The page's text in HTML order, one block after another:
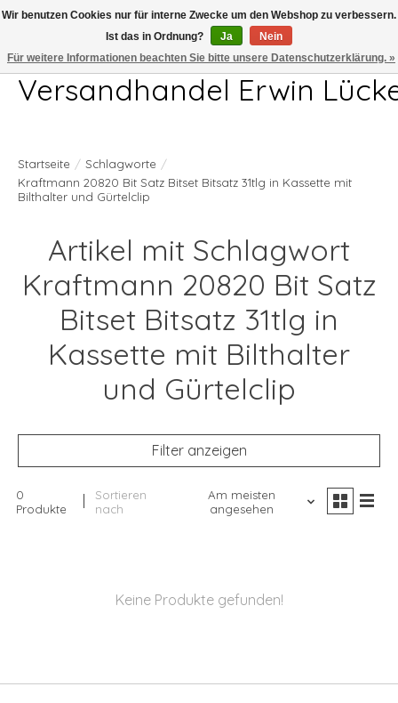
Telefon 04407 715872 MO-DO 7.00-17.00Uhr FR 7.00-13.00Uhr
Versandhandel Erwin
Startseite / Schlagworte /
Kraftmann 20820 Bit Satz Bitset Bitsatz 31tlg in Kassette mit
Bilthalter und Gürtelclip
Artikel mit Schlagwort
Kraftmann 20820 Bit Satz
Bitset Bitsatz 31tlg in
Kassette mit Bilthalter
und Gürtelclip
Filter anzeigen
0
Produkte
Sortieren
nach
Am meisten
angesehen
Keine Produkte gefunden!
Wir benutzen Cookies nur für interne Zwecke um den Webshop zu verbessern.
Ist das in Ordnung?
Ja
Nein
Für weitere Informationen beachten Sie bitte unsere Datenschutzerklärung. »